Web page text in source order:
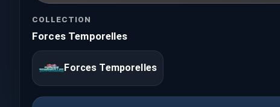
COLLECTION
Forces Temporelles
Forces Temporelles